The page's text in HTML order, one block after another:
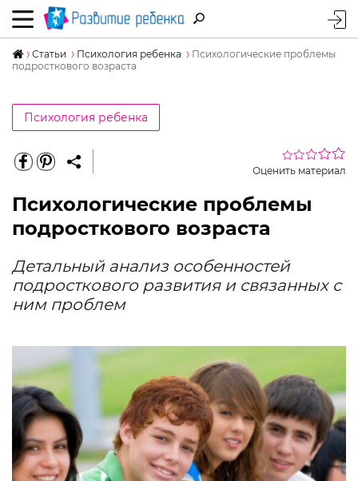
Статьи Психология ребенка
Психологические проблемы
подросткового возраста
Психология ребенка
Оценить материал
Психологические проблемы
подросткового возраста
Детальный анализ особенностей
подросткового развития и связанных с
ним проблем